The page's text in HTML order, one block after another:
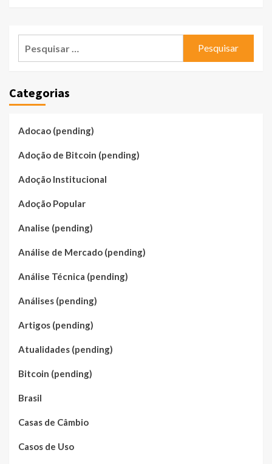
Categorias
Adocao (pending)
Adoção de Bitcoin (pending)
Adoção Institucional
Adoção Popular
Analise (pending)
Análise de Mercado (pending)
Análise Técnica (pending)
Análises (pending)
Artigos (pending)
Atualidades (pending)
Bitcoin (pending)
Brasil
Casas de Câmbio
Casos de Uso